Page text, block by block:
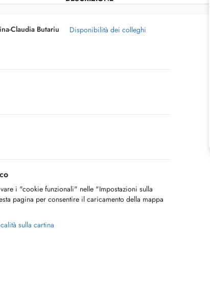
Claudia Butariu
Disponibilità dei colleghi
i "cookie funzionali" nelle "Impostazioni sulla
pagina per consentire il caricamento della mappa
sulla cartina